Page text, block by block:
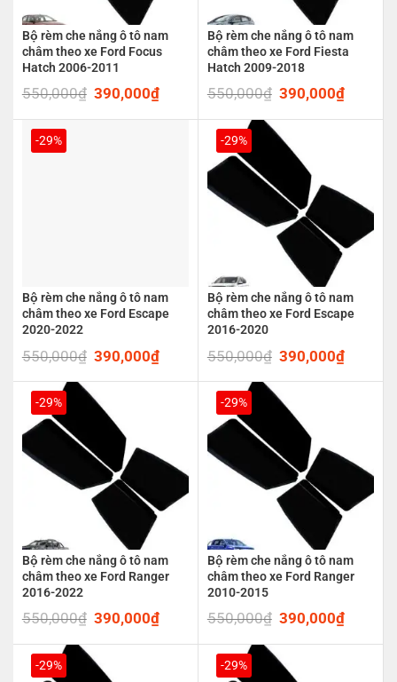
Bộ rèm che nắng ô tô nam
châm theo xe Ford Focus
Hatch 2006-2011
550,000₫ Original
was:
390,000₫Current
is:
390,000₫.
Bộ rèm che nắng ô tô nam
châm theo xe Ford Fiesta
Hatch 2009-2018
550,000₫ Original
was:
550,000₫.
390,000₫Current
is:
-29%
Bộ rèm che nắng ô tô nam
châm theo xe Ford Escape
2020-2022
550,000₫ Original
was:
550,000₫.
390,000₫Current
is:
390,000₫.
-29%
Bộ rèm che nắng ô tô nam
châm theo xe Ford Escape
2016-2020
550,000₫ Original
was:
550,000₫.
390,000₫Current
is:
-29%
Bộ rèm che nắng ô tô nam
châm theo xe Ford Ranger
2016-2022
550,000₫ Original
was:
550,000₫.
390,000₫Current
is:
390,000₫.
-29%
Bộ rèm che nắng ô tô nam
châm theo xe Ford Ranger
2010-2015
550,000₫ Original
was:
550,000₫.
390,000₫Current
is:
-29% -29%